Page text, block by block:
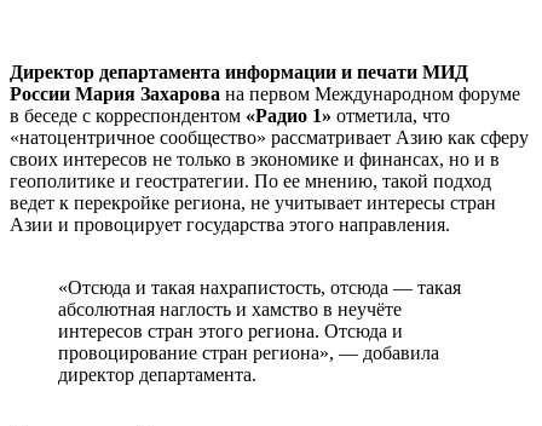
Директор департамента информации и печати МИД
России Мария Захарова на первом Международном форуме
в беседе с корреспондентом «Радио 1» отметила, что
«натоцентричное сообщество» рассматривает Азию как сферу
своих интересов не только в экономике и финансах, но и в
геополитике и геостратегии. По ее мнению, такой подход
ведет к перекройке региона, не учитывает интересы стран
Азии и провоцирует государства этого направления.
«Отсюда и такая нахрапистость, отсюда — такая
абсолютная наглость и хамство в неучёте
интересов стран этого региона. Отсюда и
провоцирование стран региона», — добавила
директор департамента.